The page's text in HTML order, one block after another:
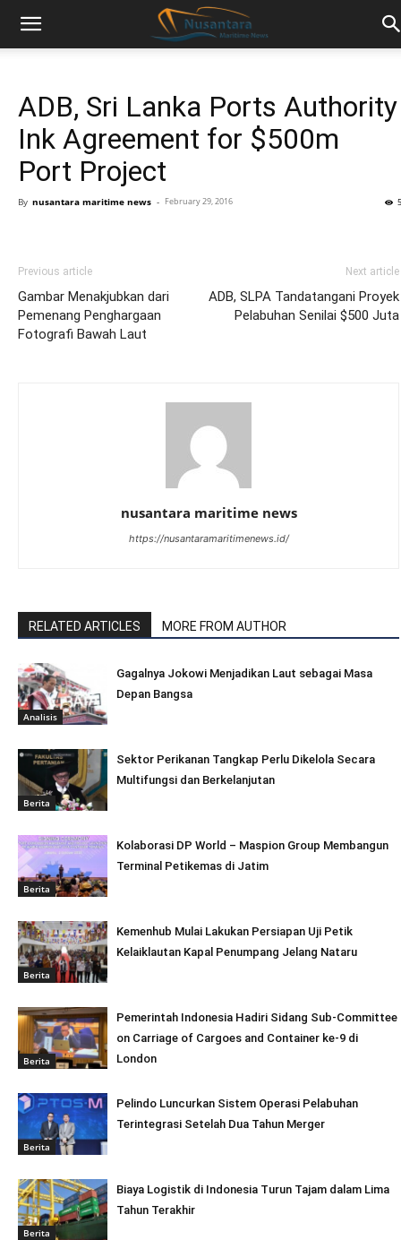
ADB, Sri Lanka Ports Authority
Ink Agreement for $500m
Port Project
By nusantara maritime news - February 29, 2016
Previous article
Gambar Menakjubkan dari
Pemenang Penghargaan
Fotografi Bawah Laut
Next article
ADB, SLPA Tandatangani Proyek
Pelabuhan Senilai $500 Juta
nusantara maritime news
https://nusantaramaritimenews.id/
RELATED ARTICLES MORE FROM AUTHOR
Analisis
Gagalnya Jokowi Menjadikan Laut sebagai Masa
Depan Bangsa
Berita
Sektor Perikanan Tangkap Perlu Dikelola Secara
Multifungsi dan Berkelanjutan
Berita
Kolaborasi DP World – Maspion Group Membangun
Terminal Petikemas di Jatim
Berita
Kemenhub Mulai Lakukan Persiapan Uji Petik
Kelaiklautan Kapal Penumpang Jelang Nataru
Berita
Pemerintah Indonesia Hadiri Sidang Sub-Committee
on Carriage of Cargoes and Container ke-9 di
London
Berita
Pelindo Luncurkan Sistem Operasi Pelabuhan
Terintegrasi Setelah Dua Tahun Merger
Berita
Biaya Logistik di Indonesia Turun Tajam dalam Lima
Tahun Terakhir